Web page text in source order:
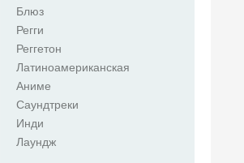
Блюз
Регги
Реггетон
Латиноамериканская
Аниме
Саундтреки
Инди
Лаундж